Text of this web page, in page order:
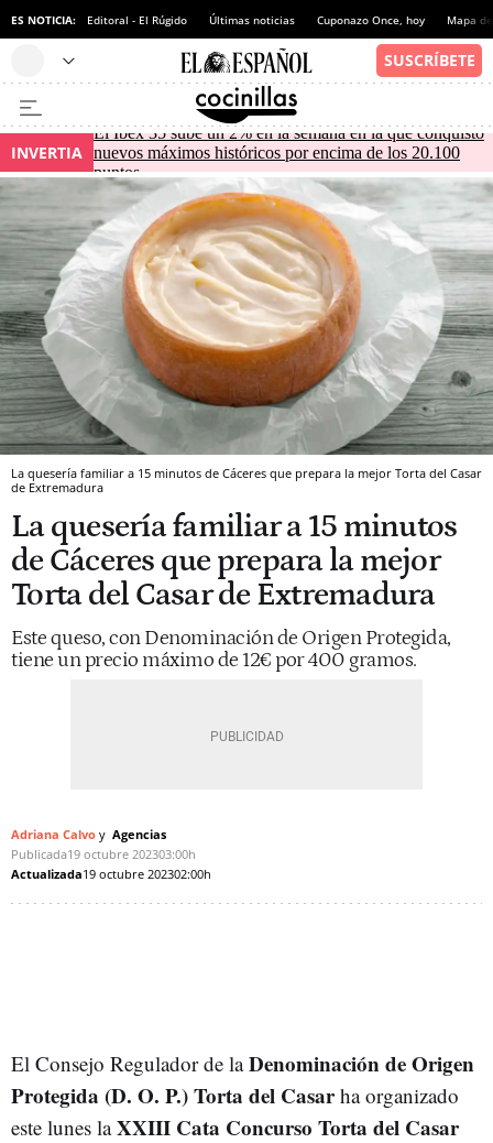
ES NOTICIA: Editoral - El Rúgido Últimas noticias Cuponazo Once, hoy Mapa
INVERTIA
El Ibex 35 sube un 2% en la semana en la que conquistó
nuevos máximos históricos por encima de los 20.100
puntos
La quesería familiar a 15 minutos de Cáceres que prepara la mejor Torta del Casar
de Extremadura
La quesería familiar a 15 minutos
de Cáceres que prepara la mejor
Torta del Casar de Extremadura
Este queso, con Denominación de Origen Protegida,
tiene un precio máximo de 12€ por 400 gramos.
Adriana Calvo
Agencias
Publicada19 octubre 202303:00h
Actualizada19 octubre 202302:00h
El Consejo Regulador de laDenominación de Origen
Protegida (D. O. P.) Torta del Casarha organizado
este lunes laXXIII Cata Concurso Torta del Casar